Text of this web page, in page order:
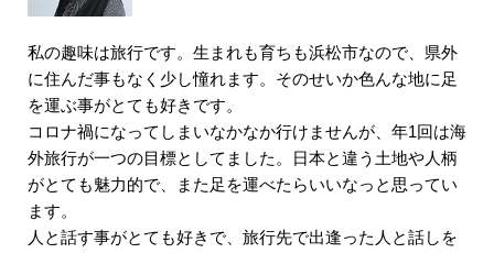
私の趣味は旅行です。生まれも育ちも浜松市なので、県外
に住んだ事もなく少し憧れます。そのせいか色んな地に足
を運ぶ事がとても好きです。
コロナ禍になってしまいなかなか行けませんが、年1回は海
外旅行が一つの目標としてました。日本と違う土地や人柄
がとても魅力的で、また足を運べたらいいなっと思ってい
ます。
人と話す事がとても好きで、旅行先で出逢った人と話しを